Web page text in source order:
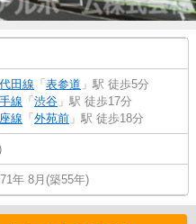
田線 「 表参道 」駅 徒歩5分
線 「 渋谷 」駅 徒歩17分
線 「 外苑前 」駅 徒歩18分
年 8月(築55年)